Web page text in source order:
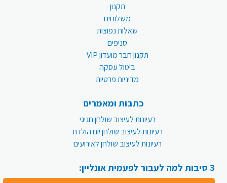
תקנון
משלוחים
שאלות נפוצות
סניפים
תקנון חבר מועדון VIP
ביטול עסקה
מדיניות פרטיות
כתבות ומאמרים
רעיונות לעיצוב שולחן חגיגי
רעיונות לעיצוב שולחן יום הולדת
רעיונות לעיצוב שולחן לאירועים
3 סיבות למה לעבור לפעמית אונליין: